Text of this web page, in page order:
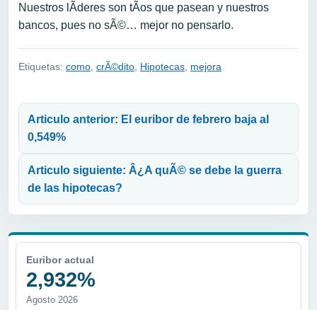
Euribor actual
2,932%
Agosto 2026
Nuestros lÃ­deres son tÃ­os que pasean y nuestros
bancos, pues no sÃ©… mejor no pensarlo.
Etiquetas: como crÃ©dito Hipotecas mejora
Articulo anterior: El euribor de febrero baja al
0,549%
Articulo siguiente: Â¿A quÃ© se debe la guerra
de las hipotecas?